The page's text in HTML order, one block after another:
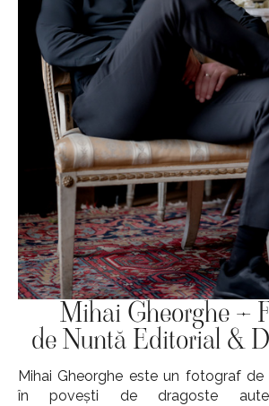
Mihai Gheorghe –
de Nuntă Editorial &
Mihai Gheorghe este un fotograf
în povești de dragoste